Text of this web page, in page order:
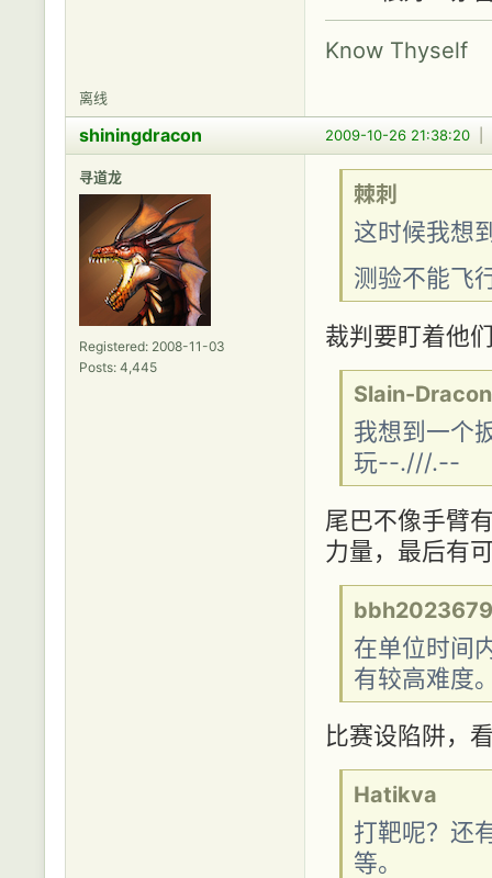
Know Thyself
离线
2009-10-26 21:38:20
shiningdracon
寻道龙
Registered: 2008-11-03
Posts: 4,445
棘刺
这时候我想
测验不能飞
裁判要盯着他
Slain-Dracon
我想到一个
玩--.///.--
尾巴不像手臂
力量，最后有
bbh2023679
在单位时间
有较高难度
比赛设陷阱，
Hatikva
打靶呢？还
等。